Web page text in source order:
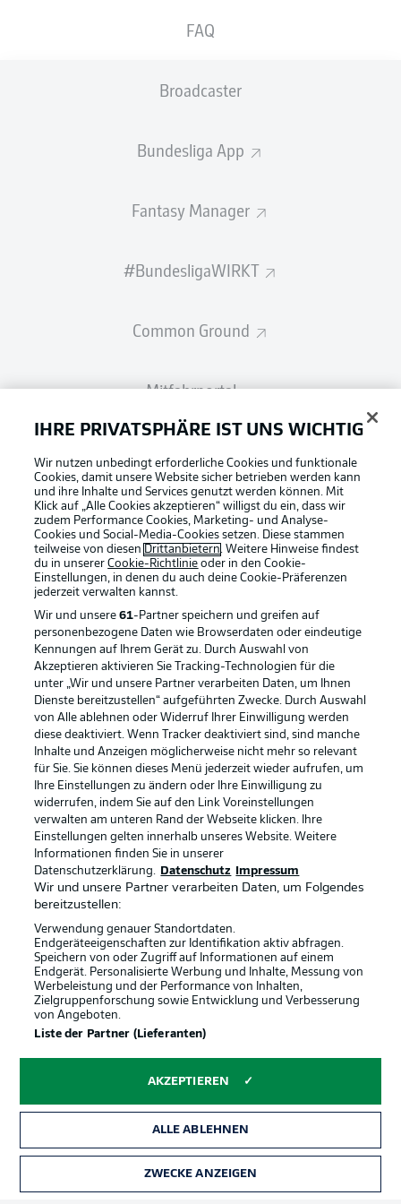
FAQ
Broadcaster
Bundesliga App
Fantasy Manager
#BundesligaWIRKT
Common Ground
Mitfahrportal
Sprachauswahl
Deutsch Anzeige Modus
Football as it's meant to be
Offizielle Partner
Rechtliche Hinweise
Datenschutz Nutzungsbedingungen
Kontakt
Jobs Impressum
AGB
IHRE PRIVATSPHÄRE IST UNS WICHTIG
Wir nutzen unbedingt erforderliche Cookies und funktionale
Cookies, damit unsere Website sicher betrieben werden kann
und ihre Inhalte und Services genutzt werden können. Mit
Klick auf „Alle Cookies akzeptieren“ willigst du ein, dass wir
zudem Performance Cookies, Marketing- und Analyse-
Cookies und Social-Media-Cookies setzen. Diese stammen
teilweise von diesen Drittanbietern. Weitere Hinweise findest
du in unsererCookie-Richtlinie oder in den Cookie-
Einstellungen, in denen du auch deine Cookie-Präferenzen
jederzeit verwalten kannst.
Wir und unsere61-Partner speichern und greifen auf
personenbezogene Daten wie Browserdaten oder eindeutige
Kennungen auf Ihrem Gerät zu. Durch Auswahl von
Akzeptieren aktivieren Sie Tracking-Technologien für die
unter „Wir und unsere Partner verarbeiten Daten, um Ihnen
Dienste bereitzustellen“ aufgeführten Zwecke. Durch Auswahl
von Alle ablehnen oder Widerruf Ihrer Einwilligung werden
diese deaktiviert. Wenn Tracker deaktiviert sind, sind manche
Inhalte und Anzeigen möglicherweise nicht mehr so relevant
für Sie. Sie können dieses Menü jederzeit wieder aufrufen, um
Ihre Einstellungen zu ändern oder Ihre Einwilligung zu
widerrufen, indem Sie auf den Link Voreinstellungen
verwalten am unteren Rand der Webseite klicken. Ihre
Einstellungen gelten innerhalb unseres Website. Weitere
Informationen finden Sie in unserer
Datenschutzerklärung.
Datenschutz Impressum
Wir und unsere Partner verarbeiten Daten, um Folgendes
bereitzustellen:
Verwendung genauer Standortdaten.
Endgeräteeigenschaften zur Identifikation aktiv abfragen.
Speichern von oder Zugriff auf Informationen auf einem
Endgerät. Personalisierte Werbung und Inhalte, Messung von
Werbeleistung und der Performance von Inhalten,
Zielgruppenforschung sowie Entwicklung und Verbesserung
von Angeboten.
Liste der Partner (Lieferanten)
AKZEPTIEREN
ALLE ABLEHNEN
ZWECKE ANZEIGEN